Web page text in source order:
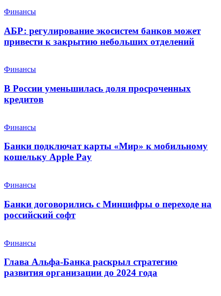
Финансы
АБР: регулирование экосистем банков может
привести к закрытию небольших отделений
Финансы
В России уменьшилась доля просроченных
кредитов
Финансы
Банки подключат карты «Мир» к мобильному
кошельку Apple Pay
Финансы
Банки договорились с Минцифры о переходе на
российский софт
Финансы
Глава Альфа-Банка раскрыл стратегию
развития организации до 2024 года